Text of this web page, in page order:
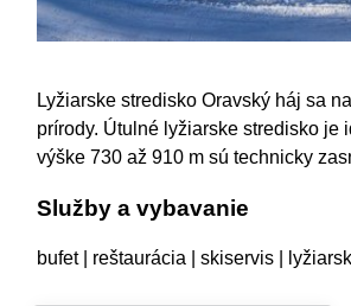
Lyžiarske stredisko Oravský háj sa
prírody. Útulné lyžiarske stredisko
výške 730 až 910 m sú technicky
Služby a vybavanie
bufet | reštaurácia | skiservis |